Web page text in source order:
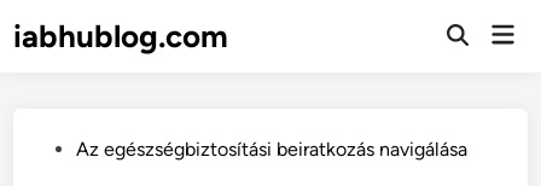
toiabhublog.com
Open
PostedAz egészségbiztosítási beiratkozás navigálása